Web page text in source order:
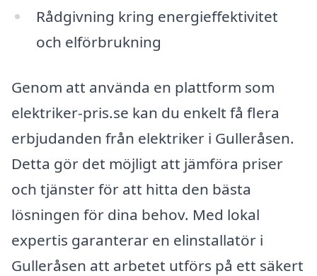
Rådgivning kring energieffektivitet
och elförbrukning
Genom att använda en plattform som
elektriker-pris.se kan du enkelt få flera
erbjudanden från elektriker i Gulleråsen.
Detta gör det möjligt att jämföra priser
och tjänster för att hitta den bästa
lösningen för dina behov. Med lokal
expertis garanterar en elinstallatör i
Gulleråsen att arbetet utförs på ett säkert